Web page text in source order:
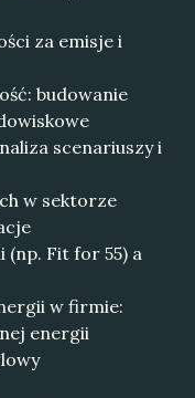
za emisje i
budowanie
scenariuszy i
w sektorze
(np. Fit for 55) a
w firmie:
energii